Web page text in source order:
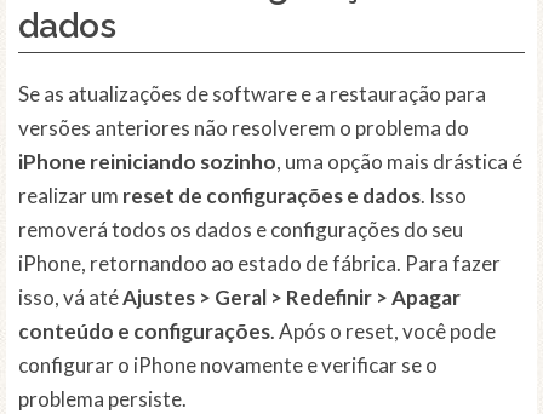
dados
Se as atualizações de software e a restauração para
versões anteriores não resolverem o problema do
iPhone reiniciando sozinho, uma opção mais drástica é
realizar um reset de configurações e dados. Isso
removerá todos os dados e configurações do seu
iPhone, retornandoo ao estado de fábrica. Para fazer
isso, vá atéAjustes > Geral > Redefinir > Apagar
conteúdo e configurações. Após o reset, você pode
configurar o iPhone novamente e verificar se o
problema persiste.